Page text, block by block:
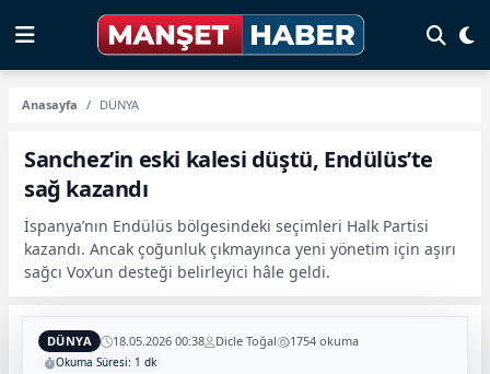
Anasayfa DÜNYA
Sanchez’in eski kalesi düştü, Endülüs’te
sağ kazandı
İspanya’nın Endülüs bölgesindeki seçimleri Halk Partisi
kazandı. Ancak çoğunluk çıkmayınca yeni yönetim için aşırı
sağcı Vox’un desteği belirleyici hâle geldi.
DÜNYA 18.05.2026 00:38 Dicle Toğal 1754 okuma
Okuma Süresi: 1 dk